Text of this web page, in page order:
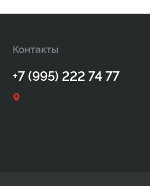
Контакты
+7 (995) 222 74 77